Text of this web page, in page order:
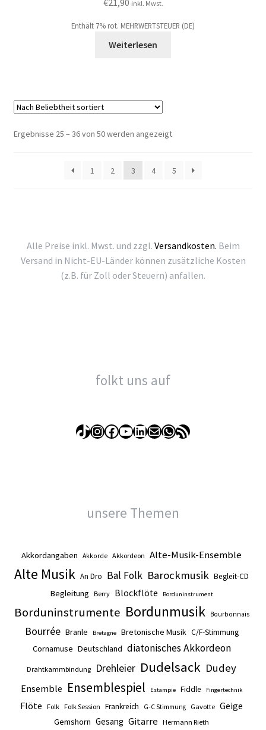
€21,90 inkl. Mwst.
Enthält 7% rot. MEHRWERTSTEUER (DE)
Weiterlesen
Ergebnisse 25 – 36 von 50 werden angezeigtNach
1
2 3 4 5
Alle Preise inkl. Mwst. und zzgl. Versandkosten. Beim
Versand in Nicht-EU-Länder können zusätzliche Kosten
(z.B. für Zoll oder Steuern) anfallen.
folkt uns auf
TikTok
Instagram
Facebook
YouTube
LinkedIn
E-MailWhatsApp
RSS-Feed
unsere Themen
Akkordangaben Akkorde Akkordeon Alte-Musik-Ensemble
Alte Musik An Dro Bal Folk Barockmusik Begleit-CD
Begleitung Berry Blockflöte Borduninstrument
Borduninstrumente Bordunmusik Bourbonnais
Bourrée Branle Bretagne Bretonische Musik C/F-Stimmung
Cornamuse Deutschland diatonisches Akkordeon
Drahtkammbindung Drehleier Dudelsack Dudey
Ensemble Ensemblespiel Estampie Fiddle Fingertechnik
Flöte Folk Folk Session Frankreich G-C Stimmung Gavotte Geige
Gemshorn Gesang Gitarre Hermann Rieth